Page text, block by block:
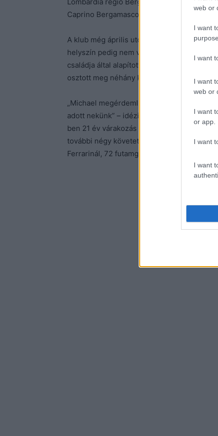
web or
I want
I want
I want
web or
I want
or app.
I want
I want
Caprino Bergamasco is rendelkezik ilyennel.
A klub még április utolsó hétvégéjén
helyszín pedig nem volt más, mint a Ferrari
családja által alapított Keep Fighting
osztott meg néhány képet saját Facebook-
„Michael megérdemli azokért a nagyszerű
adott nekünk” – idézi az oldal a Scuderia
ben 21 év várakozás után szerzett ismét
további négy követett, ráadásul zsinórban.
Ferrarinál, 72 futamgyőzelmével pedig